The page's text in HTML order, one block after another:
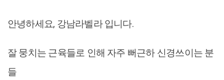
안녕하세요, 강남라벨라 입니다.
잘 뭉치는 근육들로 인해 자주 뻐근하 신경쓰이는 분
들